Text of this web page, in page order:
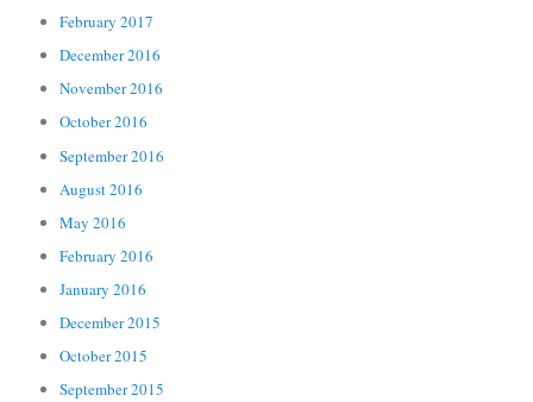
February 2017
December 2016
November 2016
October 2016
September 2016
August 2016
May 2016
February 2016
January 2016
December 2015
October 2015
September 2015